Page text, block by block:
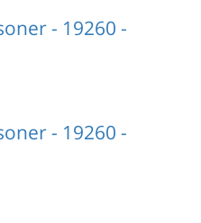
- 19260 -
- 19260 -